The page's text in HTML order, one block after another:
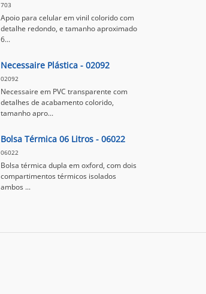
703
Apoio para celular em vinil colorido com
detalhe redondo, e tamanho aproximado
6...
Necessaire Plástica - 02092
02092
Necessaire em PVC transparente com
detalhes de acabamento colorido,
tamanho apro...
Bolsa Térmica 06 Litros - 06022
06022
Bolsa térmica dupla em oxford, com dois
compartimentos térmicos isolados
ambos ...